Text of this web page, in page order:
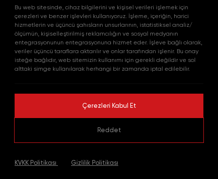
No:36/70 Townofis Kat:12 34197 Bahçelievler, İstanbul,
Türkiye
+90 212 580 55 59
FAX
+90 212 580 55 21
E-POSTA
info@akpakimya.com
WEBSITE
© 2026 Tüm hakları saklıdır.
Gizlilik Politikası
WEB
TASARIM
Bu web sitesinde, cihaz bilgilerini ve kişisel verileri işlemek için
çerezleri ve benzer işlevleri kullanıyoruz. İşleme, içeriğin, harici
hizmetlerin ve üçüncü şahısların unsurlarının, istatistiksel analiz/
ölçümün, kişiselleştirilmiş reklamcılığın ve sosyal medyanın
entegrasyonunun entegrasyonuna hizmet eder. İşleve bağlı olarak,
veriler üçüncü taraflara aktarılır ve onlar tarafından işlenir. Bu onay
isteğe bağlıdır, web sitemizin kullanımı için gerekli değildir ve sol
alttaki simge kullanılarak herhangi bir zamanda iptal edilebilir.
Çerezleri Kabul Et
Reddet
KVKK Politikası Gizlilik Politikası